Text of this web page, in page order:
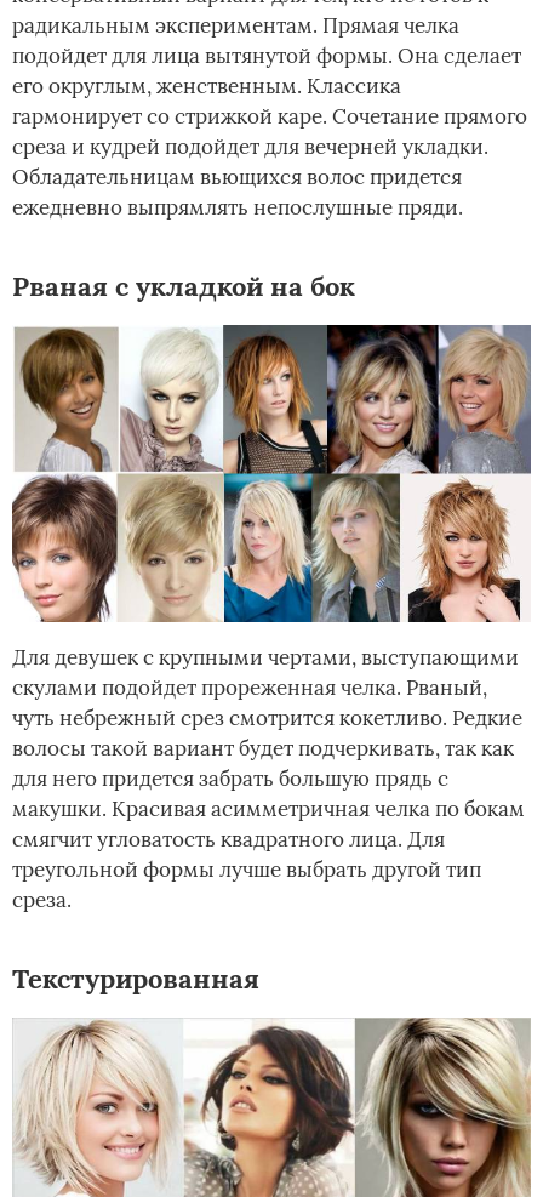
радикальным экспериментам. Прямая челка
подойдет для лица вытянутой формы. Она сделает
его округлым, женственным. Классика
гармонирует со стрижкой каре. Сочетание прямого
среза и кудрей подойдет для вечерней укладки.
Обладательницам вьющихся волос придется
ежедневно выпрямлять непослушные пряди.
Рваная с укладкой на бок
Для девушек с крупными чертами, выступающими
скулами подойдет прореженная челка. Рваный,
чуть небрежный срез смотрится кокетливо. Редкие
волосы такой вариант будет подчеркивать, так как
для него придется забрать большую прядь с
макушки. Красивая асимметричная челка по бокам
смягчит угловатость квадратного лица. Для
треугольной формы лучше выбрать другой тип
среза.
Текстурированная